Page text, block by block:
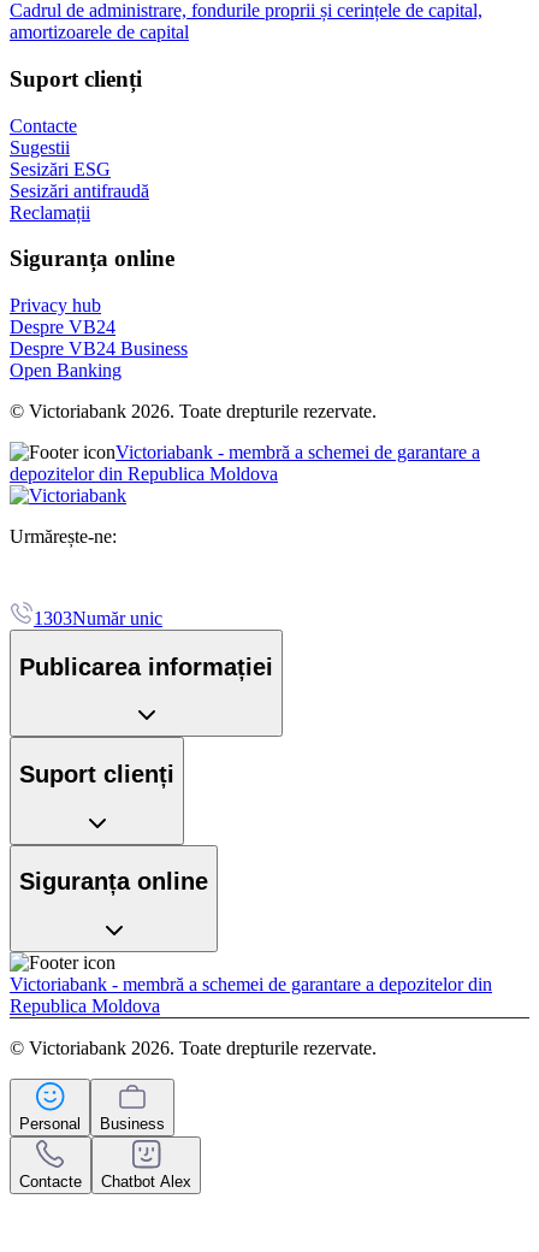
Cadrul de administrare, fondurile proprii și cerințele de capital,
amortizoarele de capital
Suport clienți
Contacte
Sugestii
Sesizări ESG
Sesizări antifraudă
Reclamații
Siguranța online
Privacy hub
Despre VB24
Despre VB24 Business
Open Banking
© Victoriabank 2026. Toate drepturile rezervate.
Victoriabank - membră a schemei de garantare a
depozitelor din Republica Moldova
Urmărește-ne:
1303Număr unic
Publicarea informației
Suport clienți
Siguranța online
Victoriabank - membră a schemei de garantare a depozitelor din
Republica Moldova
© Victoriabank 2026. Toate drepturile rezervate.
Personal Business
Contacte Chatbot Alex